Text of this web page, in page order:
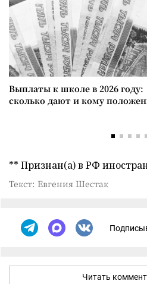
Выплаты к школе в 2026 году:
сколько дают и кому
** Признан(а) в РФ
Текст: Евгения Шестак
Читать